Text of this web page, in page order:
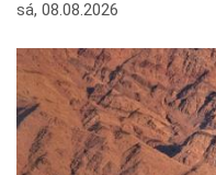
sá, 08.08.2026